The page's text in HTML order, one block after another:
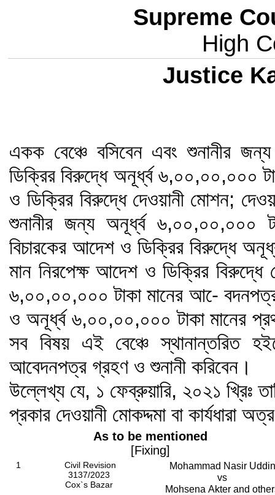
Supreme
High
Justice
একক বেঞ্চে বসিবেন এবং শুনানীর
ডিক্রির বিরুদ্ধে অনূর্ধ্ব ৬,০০,০০,০০০
ও ডিক্রির বিরুদ্ধে দেওয়ানী মোশন;
শুনানীর জন্য অনূর্ধ্ব ৬,০০,০০,০০০
বিচারকের আদেশ ও ডিক্রির বিরুদ্ধে
মান নিরপেক্ষ আদেশ ও ডিক্রির বিরুদ্ধে
৬,০০,০০,০০০ টাকা মানের আ-ে
ও অনূর্ধ্ব ৬,০০,০০,০০০ টাকা মানের
সব বিষয় এই বেঞ্চে স্থানান্তরিত
আবেদনপত্র গ্রহণ ও শুনানী করিবেন।
উল্লেখ্য যে, ১ ফেব্রুয়ারি, ২০২১ খ্রিঃ
প্রকার দেওয়ানী মোকদ্দমা বা কার্যধারা
As to be mentioned
[Fixing]
1
Civil Revision
3137/2023
Cox`s Bazar
Mohammad Nasir Uddin
vs
Mohsena Akter and